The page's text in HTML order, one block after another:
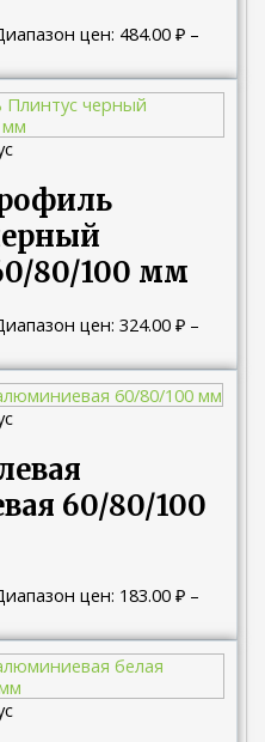
цен: 484.00 ₽ –
80/100 мм
цен: 324.00 ₽ –
60/80/100
цен: 183.00 ₽ –